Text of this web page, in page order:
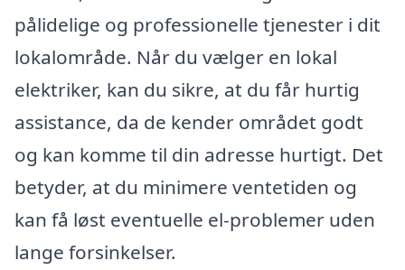
pålidelige og professionelle tjenester i dit
lokalområde. Når du vælger en lokal
elektriker, kan du sikre, at du får hurtig
assistance, da de kender området godt
og kan komme til din adresse hurtigt. Det
betyder, at du minimere ventetiden og
kan få løst eventuelle el-problemer uden
lange forsinkelser.